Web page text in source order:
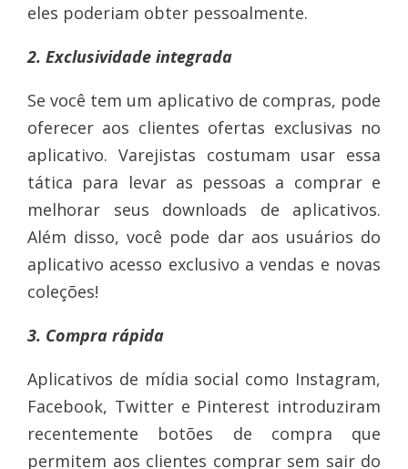
eles poderiam obter pessoalmente.
2. Exclusividade integrada
Se você tem um aplicativo de compras, pode
oferecer aos clientes ofertas exclusivas no
aplicativo. Varejistas costumam usar essa
tática para levar as pessoas a comprar e
melhorar seus downloads de aplicativos.
Além disso, você pode dar aos usuários do
aplicativo acesso exclusivo a vendas e novas
coleções!
3. Compra rápida
Aplicativos de mídia social como Instagram,
Facebook, Twitter e Pinterest introduziram
recentemente botões de compra que
permitem aos clientes comprar sem sair do